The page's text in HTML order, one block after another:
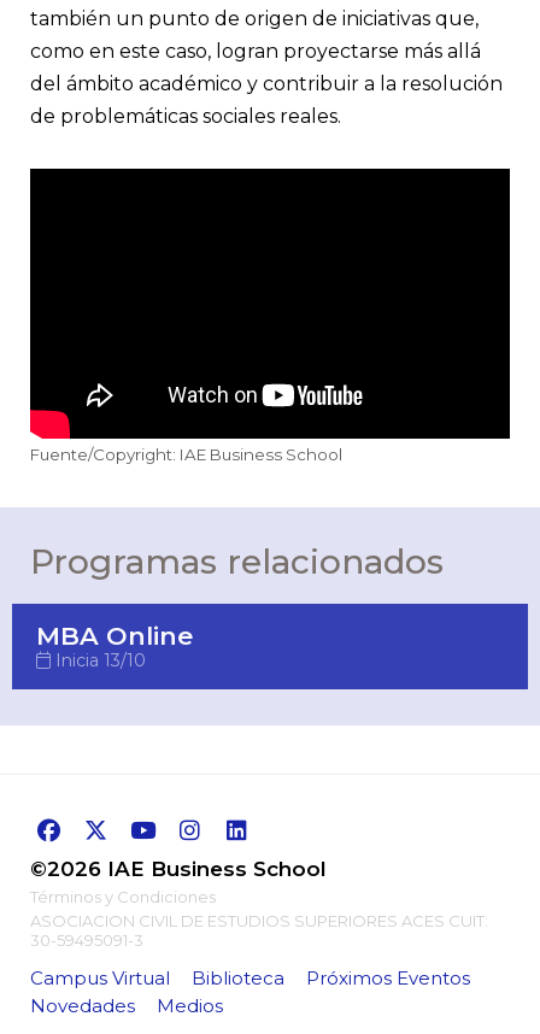
también un punto de origen de iniciativas que,
como en este caso, logran proyectarse más allá
del ámbito académico y contribuir a la resolución
de problemáticas sociales reales.
Fuente/Copyright: IAE Business School
Programas relacionados
MBA Online
Inicia 13/10
©2026 IAE Business School
Términos y Condiciones
ASOCIACION CIVIL DE ESTUDIOS SUPERIORES ACES CUIT:
30-59495091-3
Campus Virtual Biblioteca
Próximos Eventos
Novedades
Medios